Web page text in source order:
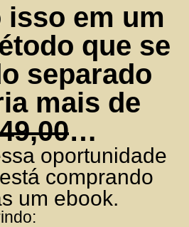
isso em um
que se
separado
mais de
…
oportunidade
comprando
um ebook.